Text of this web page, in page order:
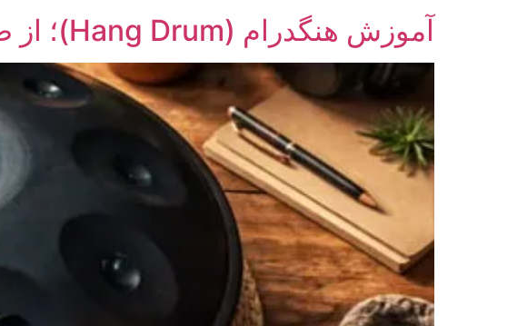
آموزش هنگدرام (Hang Drum)؛ از صفر تا اجرای اولین آهنگ جذاب